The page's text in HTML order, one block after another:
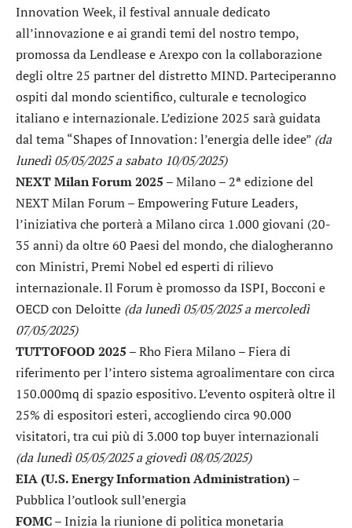
Innovation Week, il festival annuale dedicato
all’innovazione e ai grandi temi del nostro tempo,
promossa da Lendlease e Arexpo con la collaborazione
degli oltre 25 partner del distretto MIND. Parteciperanno
ospiti dal mondo scientifico, culturale e tecnologico
italiano e internazionale. L’edizione 2025 sarà guidata
dal tema “Shapes of Innovation: l’energia delle idee” (da
lunedì 05/05/2025 a sabato 10/05/2025)
NEXT Milan Forum 2025 – Milano – 2ª edizione del
NEXT Milan Forum – Empowering Future Leaders,
l’iniziativa che porterà a Milano circa 1.000 giovani (20-
35 anni) da oltre 60 Paesi del mondo, che dialogheranno
con Ministri, Premi Nobel ed esperti di rilievo
internazionale. Il Forum è promosso da ISPI, Bocconi e
OECD con Deloitte (da lunedì 05/05/2025 a mercoledì
07/05/2025)
TUTTOFOOD 2025 – Rho Fiera Milano – Fiera di
riferimento per l’intero sistema agroalimentare con circa
150.000mq di spazio espositivo. L’evento ospiterà oltre il
25% di espositori esteri, accogliendo circa 90.000
visitatori, tra cui più di 3.000 top buyer internazionali
(da lunedì 05/05/2025 a giovedì 08/05/2025)
EIA (U.S. Energy Information Administration)–
Pubblica l’outlook sull’energia
FOMC– Inizia la riunione di politica monetaria